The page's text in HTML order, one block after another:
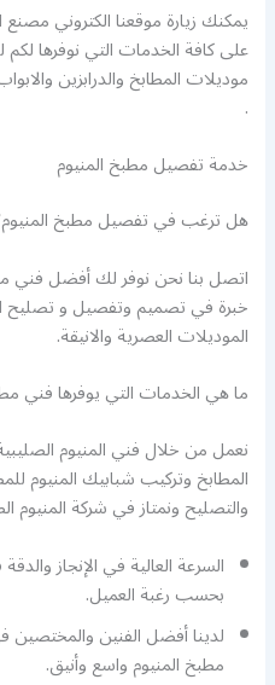
يمكنك زيارة موقعنا الكتروني مصنع
على كافة الخدمات التي نوفرها
موديلات المطابخ والدرابزين
.
خدمة تفصيل مطبخ المنيوم
هل ترغب في تفصيل مطبخ
اتصل بنا نحن نوفر لك أفضل فني
خبرة في تصميم وتفصيل و تصليح
الموديلات العصرية والانيقة.
ما هي الخدمات التي يوفرها فني
نعمل من خلال فني المنيوم
المطابخ وتركيب شبابيك المنيوم
والتصليح ونمتاز في شركة المنيوم
السرعة العالية في الإنجاز
بحسب رغبة العميل.
لدينا أفضل الفنين
مطبخ المنيوم واسع وأنيق.